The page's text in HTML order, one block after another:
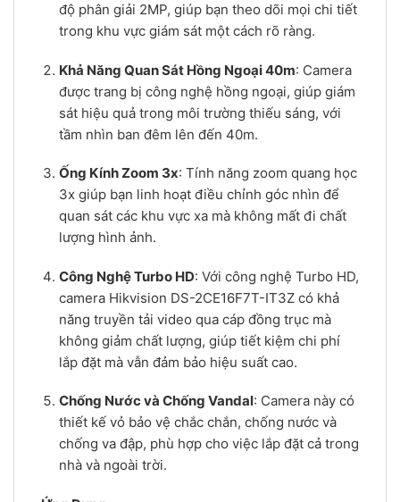
độ phân giải 2MP, giúp bạn theo dõi mọi chi tiết
trong khu vực giám sát một cách rõ ràng.
Khả Năng Quan Sát Hồng Ngoại 40m: Camera
được trang bị công nghệ hồng ngoại, giúp giám
sát hiệu quả trong môi trường thiếu sáng, với
tầm nhìn ban đêm lên đến 40m.
Ống Kính Zoom 3x: Tính năng zoom quang học
3x giúp bạn linh hoạt điều chỉnh góc nhìn để
quan sát các khu vực xa mà không mất đi chất
lượng hình ảnh.
Công Nghệ Turbo HD: Với công nghệ Turbo HD,
camera Hikvision DS-2CE16F7T-IT3Z có khả
năng truyền tải video qua cáp đồng trục mà
không giảm chất lượng, giúp tiết kiệm chi phí
lắp đặt mà vẫn đảm bảo hiệu suất cao.
Chống Nước và Chống Vandal: Camera này có
thiết kế vỏ bảo vệ chắc chắn, chống nước và
chống va đập, phù hợp cho việc lắp đặt cả trong
nhà và ngoài trời.